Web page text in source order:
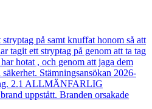
på samt knuffat honom så att
tagit ett stryptag på genom att ta tag
hotat , och genom att jaga dem
Stämningsansökan 2026-
2.1 ALLMÄNFARLIG
uppstått. Branden orsakade